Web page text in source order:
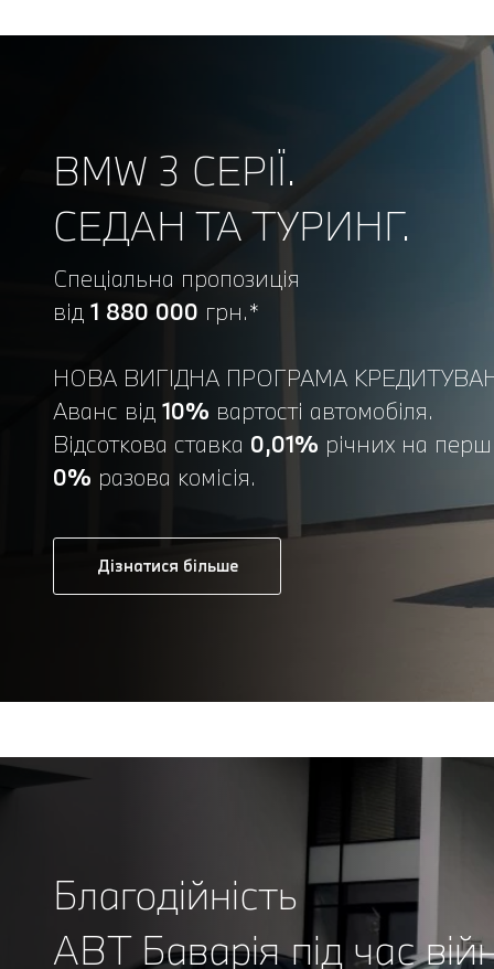
BMW 3 СЕРІЇ.
СЕДАН ТА ТУРИНГ.
Спеціальна пропозиція
від 1 880 000 грн.*
НОВА ВИГІДНА ПРОГРАМА
Аванс від 10% вартості автомобіля.
Відсоткова ставка 0,01% річних на
0% разова комісія.
Дізнатися більше
Благодійність
АВТ Баварія під час